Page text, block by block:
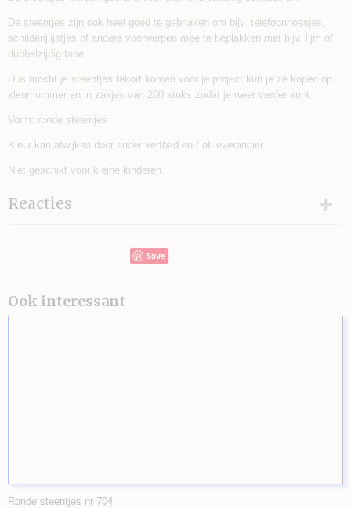
De steentjes zijn ook heel goed te gebruiken om bijv. telefoonhoesjes,
schilderijlijstjes of andere voorwerpen mee te beplakken met bijv. lijm of
dubbelzijdig tape .
Dus mocht je steentjes tekort komen voor je project kun je ze kopen op
kleurnummer en in zakjes van 200 stuks zodat je weer verder kunt.
Vorm: ronde steentjes
Kleur kan afwijken door ander verfbad en / of leverancier.
Niet geschikt voor kleine kinderen.
Reacties
Save
Ook interessant
Ronde steentjes nr 704